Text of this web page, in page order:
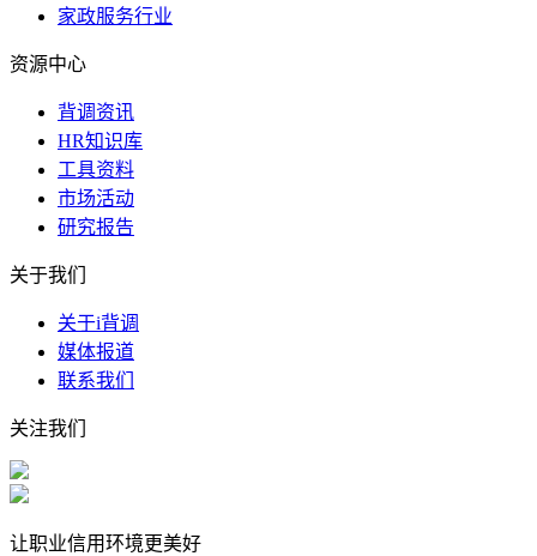
家政服务行业
资源中心
背调资讯
HR知识库
工具资料
市场活动
研究报告
关于我们
关于i背调
媒体报道
联系我们
关注我们
让职业信用环境更美好